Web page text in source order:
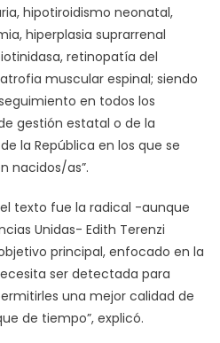
hipotiroidismo neonatal,
hiperplasia suprarrenal
retinopatía del
muscular espinal; siendo
en todos los
gestión estatal o de la
la República en los que se
nacidos/as”.
texto fue la radical -aunque
Unidas- Edith Terenzi
principal, enfocado en la
ser detectada para
una mejor calidad de
de tiempo”, explicó.